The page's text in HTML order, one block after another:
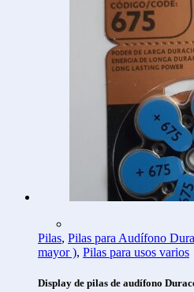
Pilas, Pilas para Audífono
mayor ), Pilas para usos varios
Display de pilas de audífono